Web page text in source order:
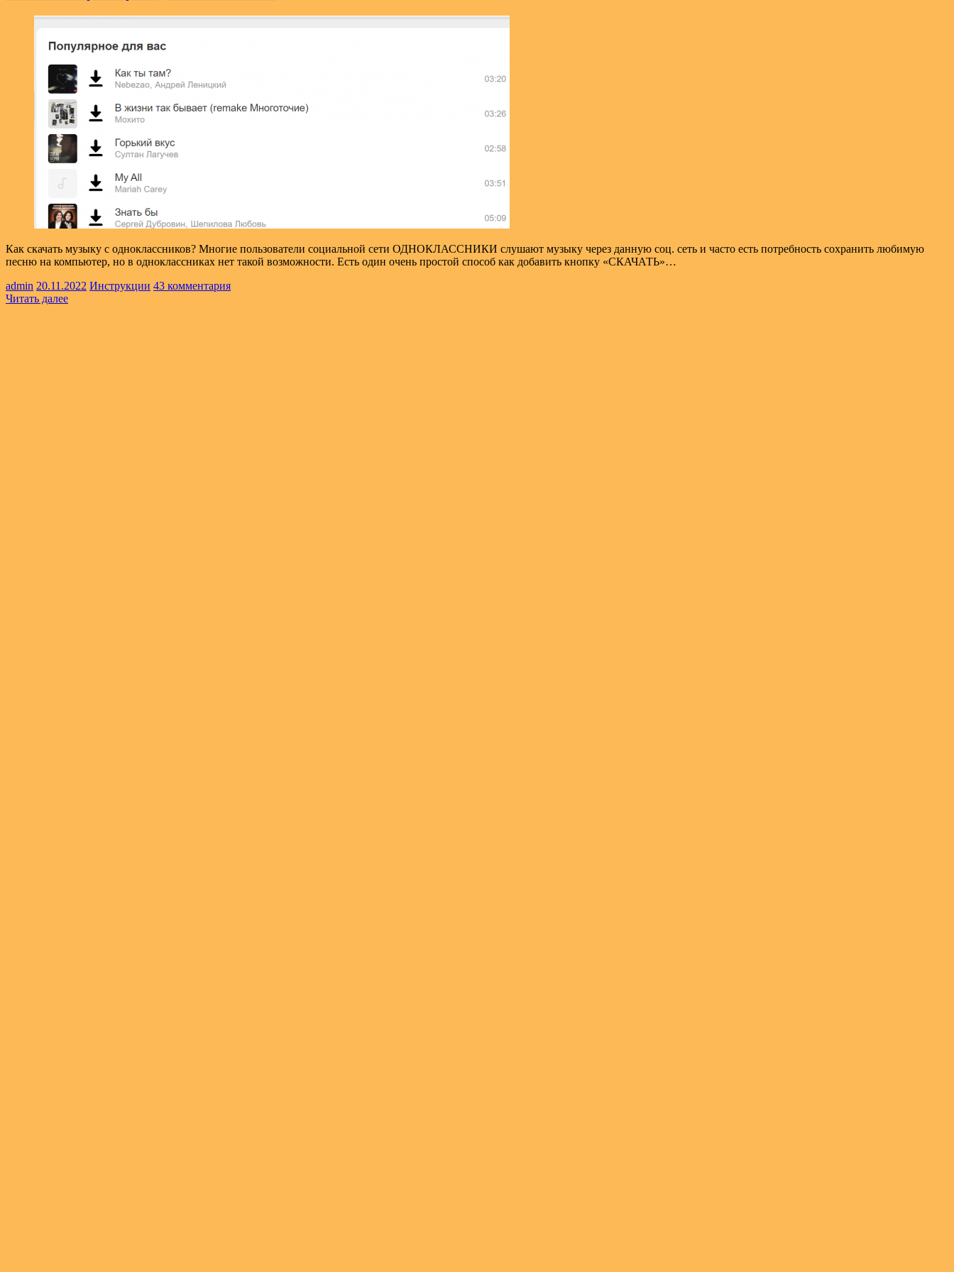
Как скачать музыку с одноклассников? Многие пользователи социальной сети ОДНОКЛАССНИКИ слушают музыку через данную соц. сеть и часто есть потребность сохранить любимую
песню на компьютер, но в одноклассниках нет такой возможности. Есть один очень простой способ как добавить кнопку «СКАЧАТЬ»…
admin 20.11.2022 Инструкции 43 комментария
Читать далее